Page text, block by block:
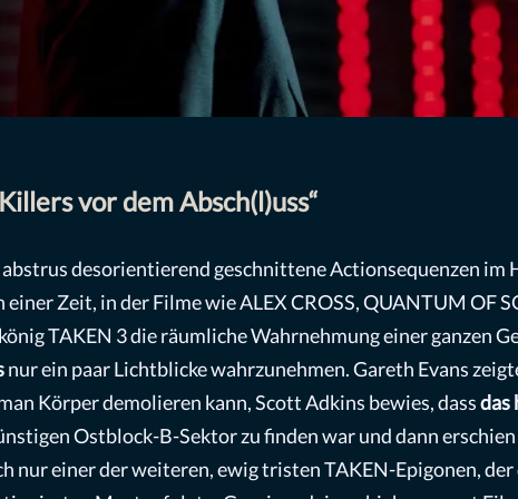
vor dem Absch(l)uss“
desorientierend geschnittene Actionsequenzen
Zeit, in der Filme wie ALEX CROSS, QUANTUM OF
TAKEN 3 die räumliche Wahrnehmung einer ganzen
nur ein paar Lichtblicke wahrzunehmen. Gareth Evans
Körper demolieren kann, Scott Adkins bewies, dassdas
Ostblock-B-Sektor zu finden war und dann
nur einer der weiteren, ewig tristen TAKEN-Epigonen,